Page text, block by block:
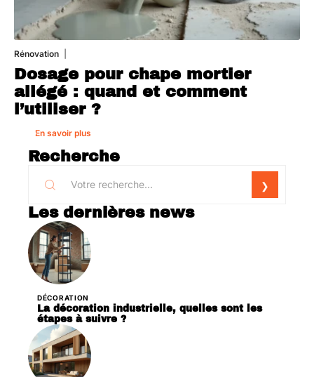
Rénovation
Dosage pour chape mortier
allégé : quand et comment
l’utiliser ?
En savoir plus
Recherche
Les dernières news
DÉCORATION
La décoration industrielle, quelles sont les
étapes à suivre ?